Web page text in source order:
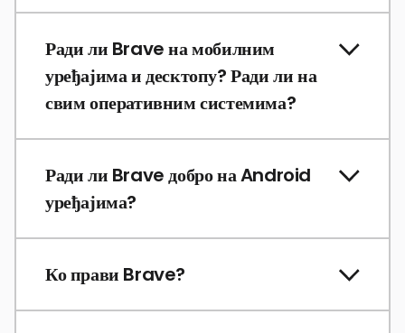
Ради ли Brave на мобилним
уређајима и десктопу? Ради ли на
свим оперативним системима?
Ради ли Brave добро на Android
уређајима?
Ко прави Brave?